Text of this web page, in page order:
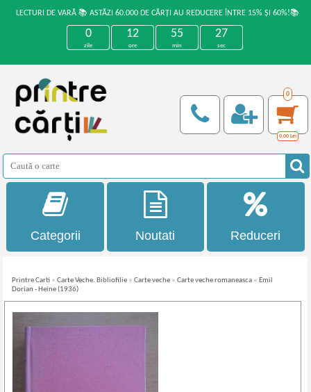
LECTURI DE VARĂ 📚 ASTĂZI 60.000 DE CĂRȚI AU REDUCERE ÎNTRE 15% ȘI 60%!📚
0
zile
12
ore
55
min
27
sec
0
0,00 Lei
Categorii Noutati Reduceri
Printre Carti »Carte Veche. Bibliofilie »Carte veche »Carte veche romaneasca » Emil
Dorian - Heine (1936)